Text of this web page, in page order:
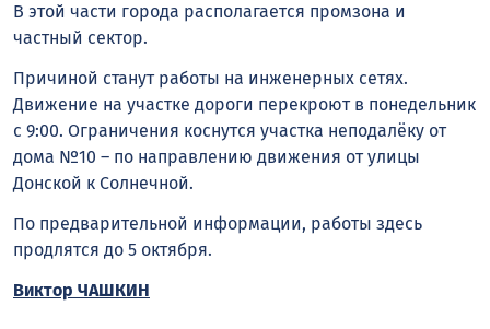
В этой части города располагается промзона и
частный сектор.
Причиной станут работы на инженерных сетях.
Движение на участке дороги перекроют в понедельник
с 9:00. Ограничения коснутся участка неподалёку от
дома №10 – по направлению движения от улицы
Донской к Солнечной.
По предварительной информации, работы здесь
продлятся до 5 октября.
Виктор ЧАШКИН